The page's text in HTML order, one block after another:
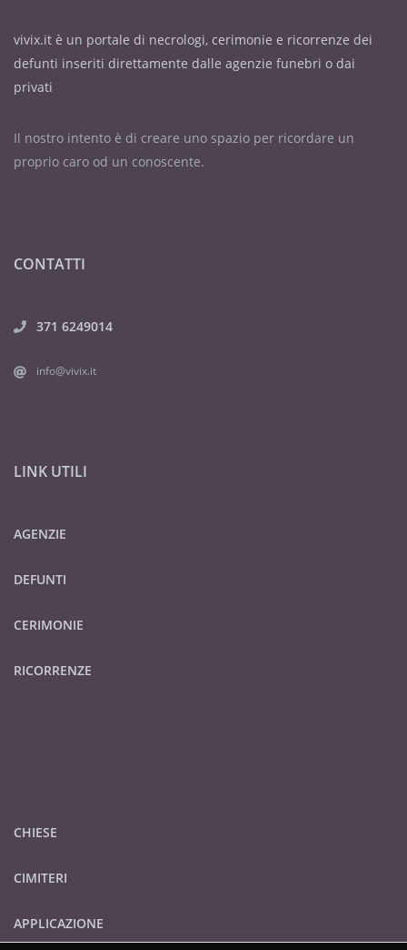
vivix.it è un portale di necrologi, cerimonie e ricorrenze dei
defunti inseriti direttamente dalle agenzie funebri o dai
privati
Il nostro intento è di creare uno spazio per ricordare un
proprio caro od un conoscente.
CONTATTI
371 6249014
info@vivix.it
LINK UTILI
AGENZIE
DEFUNTI
CERIMONIE
RICORRENZE
CHIESE
CIMITERI
APPLICAZIONE